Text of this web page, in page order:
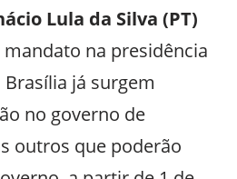
Lula da Silva (PT)
na presidência
já surgem
no governo de
outros que poderão